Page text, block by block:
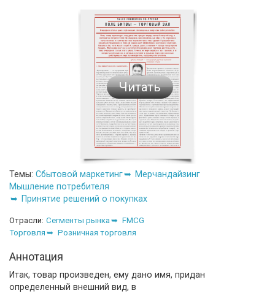
Читать
Темы: Сбытовой маркетинг
Мерчандайзинг
Мышление потребителя
Принятие решений о покупках
Отрасли: Сегменты рынка
FMCG
Торговля
Розничная торговля
Аннотация
Итак, товар произведен, ему дано имя, придан
определенный внешний вид, в